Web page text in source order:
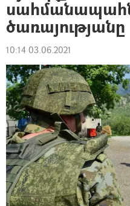
ծառայությանը
10:14 03.06.2021